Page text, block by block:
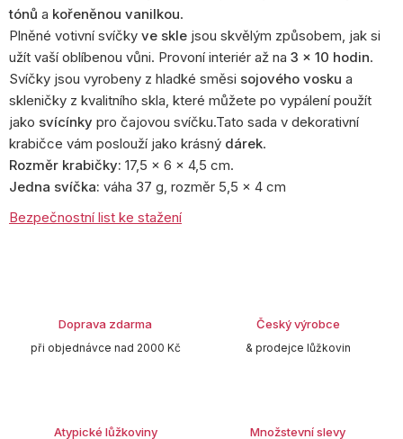
tónů a kořeněnou vanilkou.
Plněné votivní svíčky ve skle jsou skvělým způsobem, jak si
užít vaší oblíbenou vůni. Provoní interiér až na 3 x 10 hodin.
Svíčky jsou vyrobeny z hladké směsi sojového vosku a
skleničky z kvalitního skla, které můžete po vypálení použít
jako svícínky pro čajovou svíčku.Tato sada v dekorativní
krabičce vám poslouží jako krásný dárek.
Rozměr krabičky: 17,5 x 6 x 4,5 cm.
Jedna svíčka: váha 37 g, rozměr 5,5 x 4 cm
Bezpečnostní list ke stažení
Doprava zdarma
při objednávce nad 2000 Kč
Český výrobce
& prodejce lůžkovin
Atypické lůžkoviny Množstevní slevy